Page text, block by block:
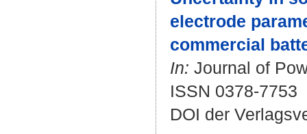
electrode
commercial
In: Journal of
ISSN 0378-7753
DOI der